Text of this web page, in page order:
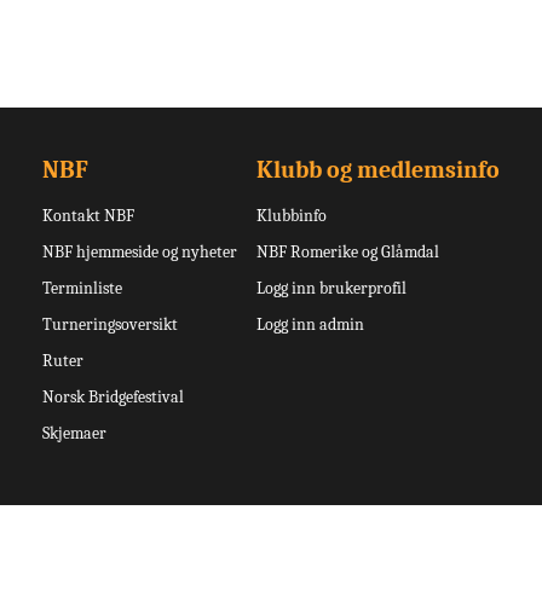
NBF
Kontakt NBF
NBF hjemmeside og nyheter
Terminliste
Turneringsoversikt
Ruter
Norsk Bridgefestival
Skjemaer
Klubb og medlemsinfo
Klubbinfo
NBF Romerike og Glåmdal
Logg inn brukerprofil
Logg inn admin